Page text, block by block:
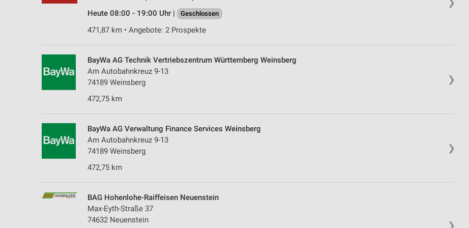
❯
Heute 08:00 - 19:00 Uhr |
Geschlossen
471,87 km • Angebote: 2 Prospekte
❯
BayWa AG Technik Vertriebszentrum Württemberg Weinsberg
Am Autobahnkreuz 9-13
74189 Weinsberg
472,75 km
❯
BayWa AG Verwaltung Finance Services Weinsberg
Am Autobahnkreuz 9-13
74189 Weinsberg
472,75 km
❯
BAG Hohenlohe-Raiffeisen Neuenstein
Max-Eyth-Straße 37
74632 Neuenstein